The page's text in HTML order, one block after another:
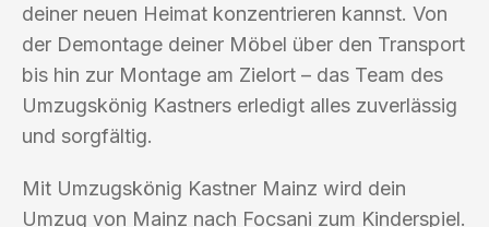
deiner neuen Heimat konzentrieren kannst. Von
der Demontage deiner Möbel über den Transport
bis hin zur Montage am Zielort – das Team des
Umzugskönig Kastners erledigt alles zuverlässig
und sorgfältig.
Mit Umzugskönig Kastner Mainz wird dein
Umzug von Mainz nach Focsani zum Kinderspiel.